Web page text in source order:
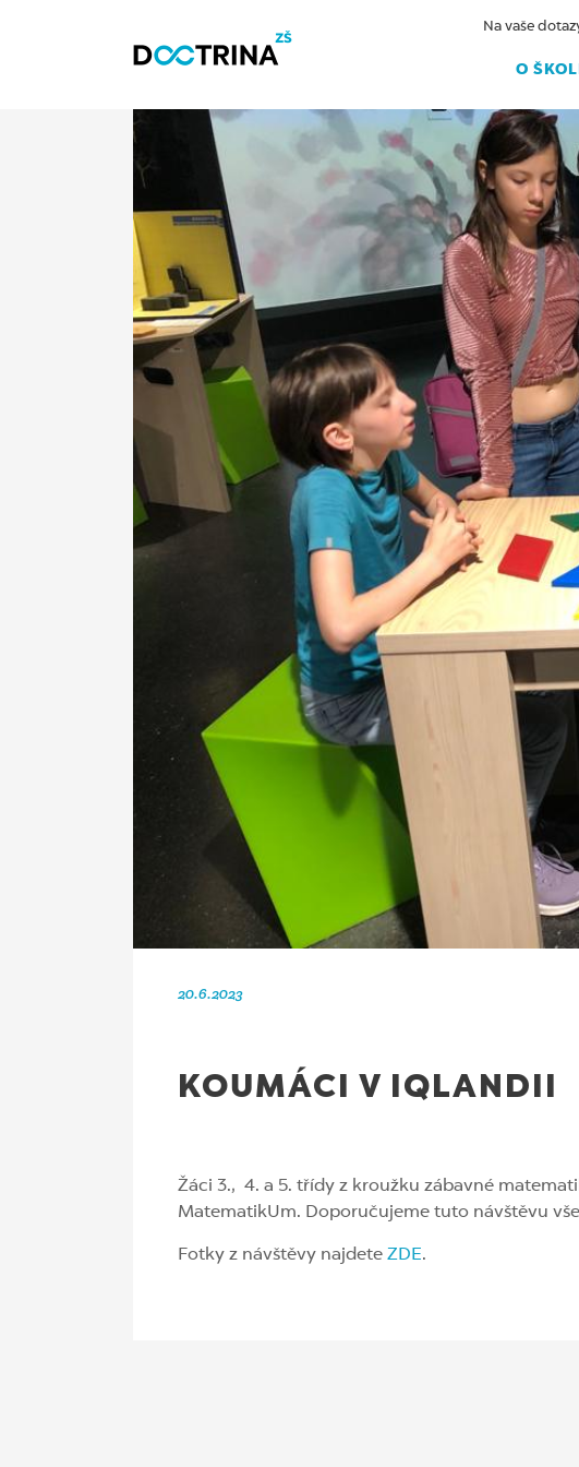
O
Na vaše
20.6.2023
KOUMÁCI V IQLANDII
Žáci 3., 4. a 5. třídy z kroužku zábavné
MatematikUm. Doporučujeme tuto návštěvu
Fotky z návštěvy najdete ZDE.